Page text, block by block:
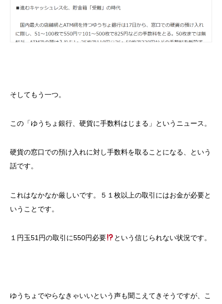
そしてもう一つ。
この「ゆうちょ銀行、硬貨に手数料はじまる」というニュース。
硬貨の窓口での預け入れに対し手数料を取ることになる、という
話です。
これはなかなか厳しいです。５１枚以上の取引にはお金が必要と
いうことです。
１円玉51円の取引に550円必要 という信じられない状況です。
ゆうちょでやらなきゃいいという声も聞こえてきそうですが、こ